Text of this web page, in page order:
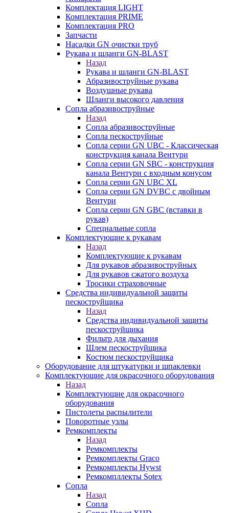
Комплектация LIGHT
Комплектация PRIME
Комплектация PRO
Запчасти
Насадки GN очистки труб
Рукава и шланги GN-BLAST
Назад
Рукава и шланги GN-BLAST
Абразивоструйные рукава
Воздушные рукава
Шланги высокого давления
Сопла абразивоструйные
Назад
Сопла абразивоструйные
Сопла пескоструйные
Сопла серии GN UBC - Классическая
конструкция канала Вентури
Сопла серии GN SBC - конструкция
канала Вентури c входным конусом
Сопла серии GN UBC XL
Сопла серии GN DVBC с двойным
Вентури
Сопла серии GN GBC (вставки в
рукав)
Специальные сопла
Комплектующие к рукавам
Назад
Комплектующие к рукавам
Для рукавов абразивоструйных
Для рукавов сжатого воздуха
Тросики страховочные
Средства индивидуальной защиты
пескоструйщика
Назад
Средства индивидуальной защиты
пескоструйщика
Фильтр для дыхания
Шлем пескоструйщика
Костюм пескоструйщика
Оборудование для штукатурки и шпаклевки
Комплектующие для окрасочного оборудования
Назад
Комплектующие для окрасочного
оборудования
Пистолеты распылители
Поворотные узлы
Ремкомплекты
Назад
Ремкомплекты
Ремкомплекты Graco
Ремкомплекты Hywst
Ремкомпллекты Sotex
Сопла
Назад
Сопла